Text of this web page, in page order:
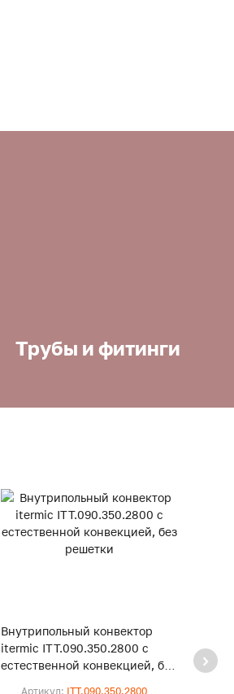
Трубы и фитинги
Внутрипольный конвектор
itermic ITT.090.350.2800 с
естественной конвекцией, без
Артикул: ITT.090.350.2800